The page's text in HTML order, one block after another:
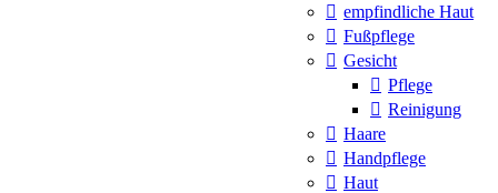
empfindliche Haut
Fußpflege
Gesicht
Pflege
Reinigung
Haare
Handpflege
Haut